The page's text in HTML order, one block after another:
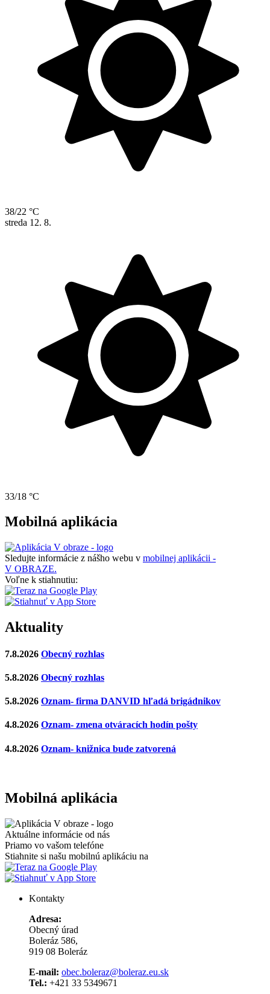
38/22 °C
streda 12. 8.
33/18 °C
Mobilná aplikácia
Sledujte informácie z nášho webu v mobilnej aplikácii -
V OBRAZE.
Voľne k stiahnutiu:
Aktuality
7.8.2026 Obecný rozhlas
5.8.2026 Obecný rozhlas
5.8.2026 Oznam- firma DANVID hľadá brigádnikov
4.8.2026 Oznam- zmena otváracích hodín pošty
4.8.2026 Oznam- knižnica bude zatvorená
Mobilná aplikácia
Aktuálne informácie od nás
Priamo vo vašom telefóne
Stiahnite si našu mobilnú aplikáciu na
Kontakty
Adresa:
Obecný úrad
Boleráz 586,
919 08 Boleráz
E-mail: obec.boleraz@boleraz.eu.sk
Tel.: +421 33 5349671